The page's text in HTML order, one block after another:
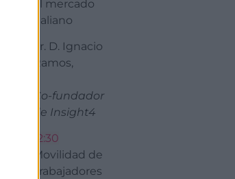
el mercado
italiano
Sr. D. Ignacio
Ramos,
Co-fundador
de Insight4
12:30
Movilidad de
Trabajadores